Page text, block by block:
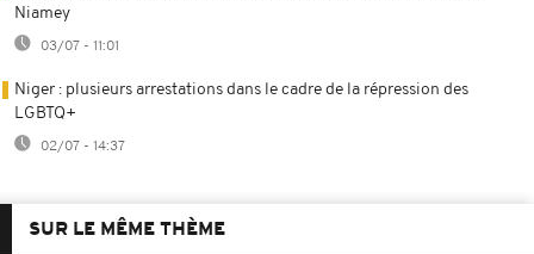
Niamey
03/07 - 11:01
Niger : plusieurs arrestations dans le cadre de la répression des
LGBTQ+
02/07 - 14:37
SUR LE MÊME THÈME